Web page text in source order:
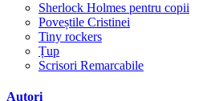
Sherlock Holmes pentru copii
Poveștile Cristinei
Tiny rockers
Țup
Scrisori Remarcabile
Autori